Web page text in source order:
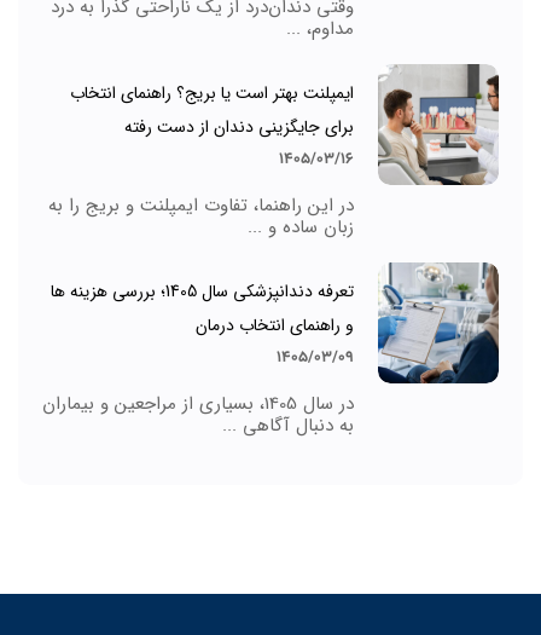
وقتی دندان‌درد از یک ناراحتی گذرا به درد
مداوم، ...
ایمپلنت بهتر است یا بریج؟ راهنمای انتخاب
برای جایگزینی دندان از دست رفته
1405/03/16
در این راهنما، تفاوت ایمپلنت و بریج را به
زبان ساده و ...
تعرفه دندانپزشکی سال 1405؛ بررسی هزینه ها
و راهنمای انتخاب درمان
1405/03/09
در سال 1405، بسیاری از مراجعین و بیماران
به دنبال آگاهی ...